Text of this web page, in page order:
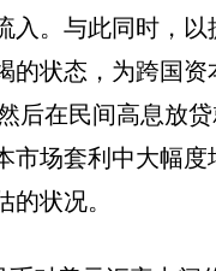
。与此同时，
状态，为跨国
后在民间高息放
场套利中大幅
状况。